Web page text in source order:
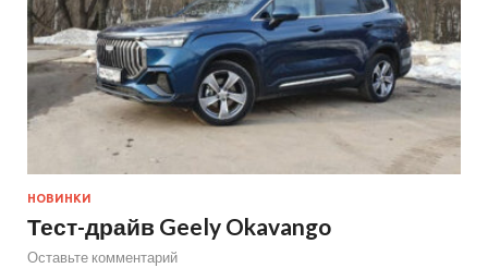
НОВИНКИ
Тест-драйв Geely Okavango
Оставьте комментарий